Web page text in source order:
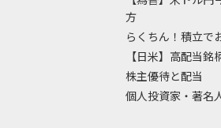
方
らくちん！積立で
【日米】高配当
株主優待と配当
個人投資家・著名